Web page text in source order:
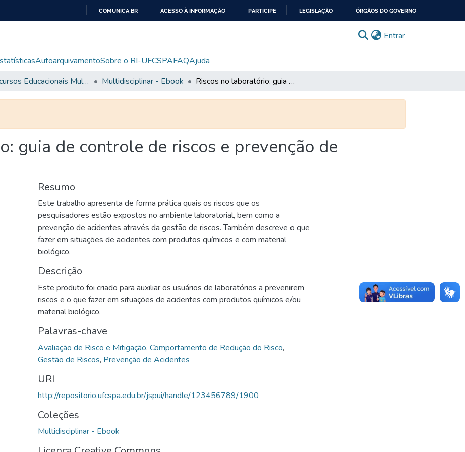
CONTEÚDO
COMUNICA BR ACESSO À INFORMAÇÃO PARTICIPE LEGISLAÇÃO ÓRGÃOS DO GOVERNO
Entrar(current)
AutoarquivamentoSobre o RI-UFCSPAFAQAjuda
Recursos Educacionais Multidisciplinares Multidisciplinar - Ebook Riscos no laboratório: guia de controle de riscos e prevenção de acidentes
guia de controle de riscos e prevenção de
Resumo
Este trabalho apresenta de forma prática quais os riscos que os
pesquisadores estão expostos no ambiente laboratorial, bem como a
prevenção de acidentes através da gestão de riscos. Também descreve o que
fazer em situações de acidentes com produtos químicos e com material
biológico.
Descrição
Este produto foi criado para auxiliar os usuários de laboratórios a prevenirem
riscos e o que fazer em situações de acidentes com produtos químicos e/ou
material biológico.
Palavras-chave
Avaliação de Risco e Mitigação, Comportamento de Redução do Risco,
Gestão de Riscos, Prevenção de Acidentes
URI
http://repositorio.ufcspa.edu.br/jspui/handle/123456789/1900
Coleções
Multidisciplinar - Ebook